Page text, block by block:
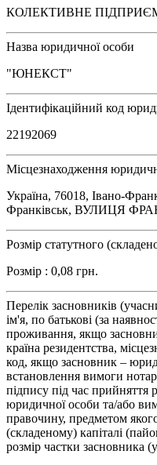
КОЛЕКТИВНЕ
Назва юридичної особи
"ЮНЕКСТ"
Ідентифікаційний код
22192069
Місцезнаходження
Україна, 76018, Івано-
Франківськ, ВУЛИЦЯ
Розмір статутного
Розмір : 0,08 грн.
Перелік засновників
ім'я, по батькові (за
проживання, якщо
країна резидентства,
код, якщо засновник –
встановлення вимоги
підпису під час прийняття
юридичної особи та/або
правочину, предметом
(складеному) капіталі
розмір частки засновника